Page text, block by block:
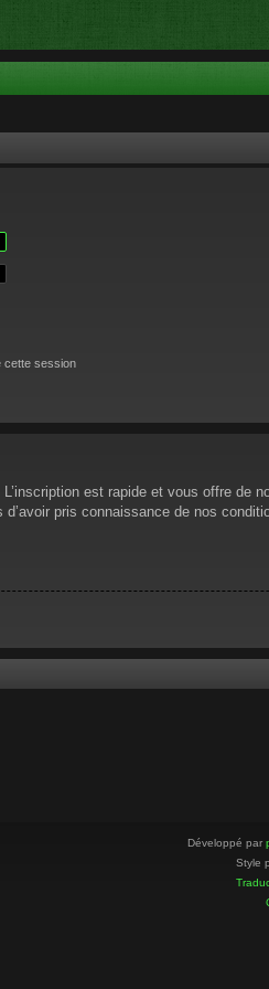
cette session
est rapide et vous offre
pris connaissance de nos
Développé par
Style